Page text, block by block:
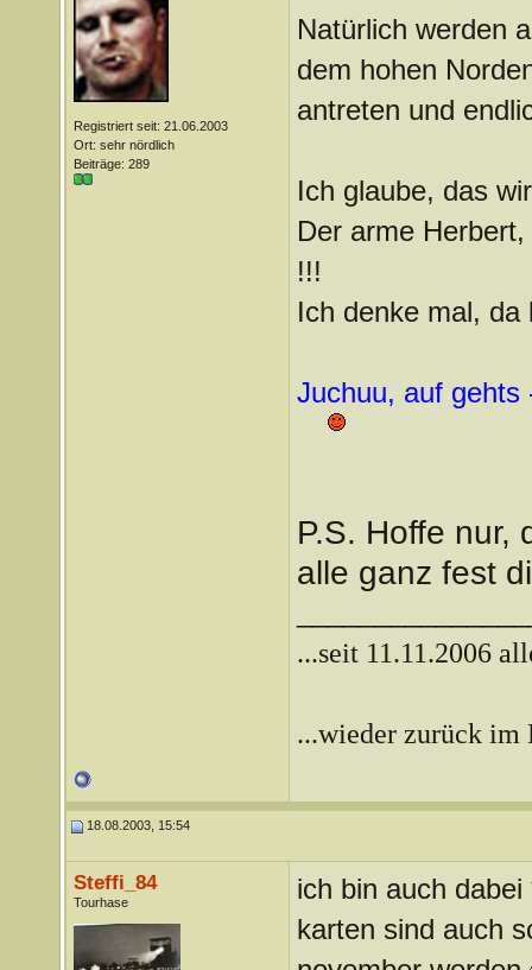
Registriert seit: 21.06.2003
Ort: sehr nördlich
Beiträge: 289
Natürlich werden
dem hohen
antreten und
Ich glaube, das
Der arme
!!!
Ich denke mal, da
Juchuu, auf gehts
P.S. Hoffe nur,
alle ganz fest
...seit 11.11.2006
...wieder zurück im
18.08.2003, 15:54
Steffi_84
Tourhase
ich bin auch
karten sind auch